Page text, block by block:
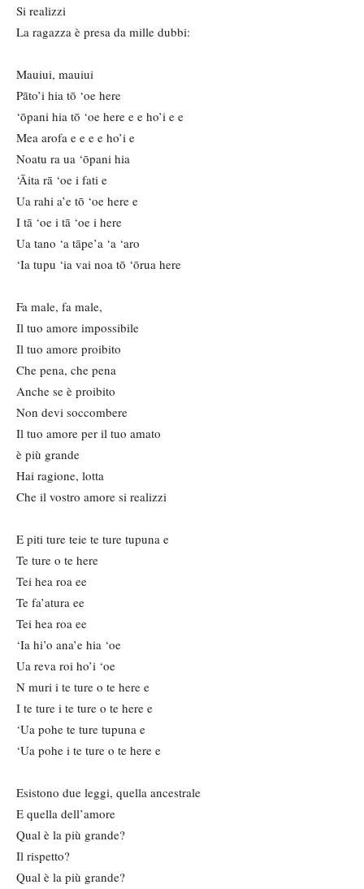
Si realizzi
La ragazza è presa da mille dubbi:
Mauiui, mauiui
Pāto’i hia tō ‘oe here
‘ōpani hia tō ‘oe here e e ho’i e e
Mea arofa e e e e ho’i e
Noatu ra ua ‘ōpani hia
‘Āita rā ‘oe i fati e
Ua rahi a’e tō ‘oe here e
I tā ‘oe i tā ‘oe i here
Ua tano ‘a tāpe’a ‘a ‘aro
‘Ia tupu ‘ia vai noa tō ‘ōrua here
Fa male, fa male,
Il tuo amore impossibile
Il tuo amore proibito
Che pena, che pena
Anche se è proibito
Non devi soccombere
Il tuo amore per il tuo amato
è più grande
Hai ragione, lotta
Che il vostro amore si realizzi
E piti ture teie te ture tupuna e
Te ture o te here
Tei hea roa ee
Te fa’atura ee
Tei hea roa ee
‘Ia hi’o ana’e hia ‘oe
Ua reva roi ho’i ‘oe
N muri i te ture o te here e
I te ture i te ture o te here e
‘Ua pohe te ture tupuna e
‘Ua pohe i te ture o te here e
Esistono due leggi, quella ancestrale
E quella dell’amore
Qual è la più grande?
Il rispetto?
Qual è la più grande?